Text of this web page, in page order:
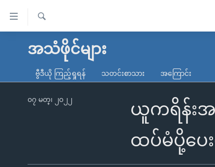
လွယ်ကူ
သည့်
မူလစာမျက်နှာ
ကမ္ဘာ့သတင်းများ
နိုင်ငံတကာ
ရ
အသံဖိုင်များ
ဗွီဒီယို ကြည့်ရှုရန် သတင်းစာသား အကြောင်း
ယူကရိန်း
ထပ်မံပို့ပေ
၀၇ မတ္၊ ၂၀၂၂